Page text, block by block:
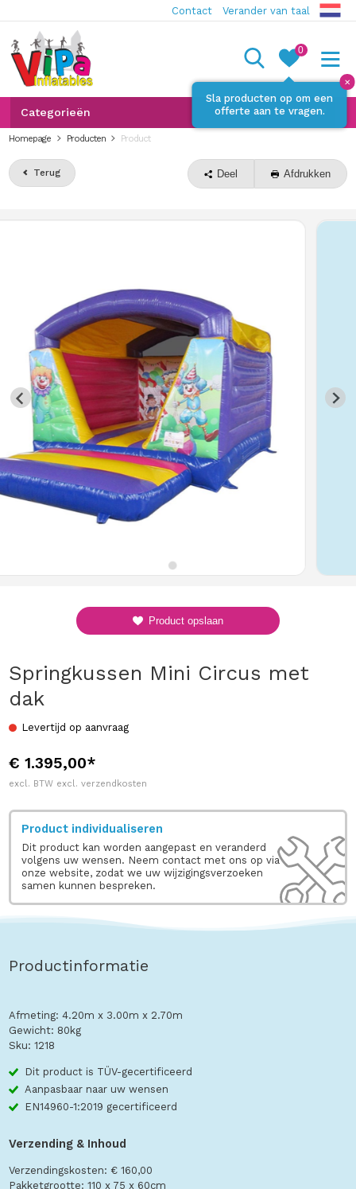
Contact Verander van taal
0
Sla producten op om een
offerte aan te vragen.
✕
Categorieën
Homepage Producten Product
Terug Deel Afdrukken
Springkussen Mini Circus met
dak
Levertijd op aanvraag
€ 1.395,00*
excl. BTW excl. verzendkosten
Product individualiseren
Dit product kan worden aangepast en veranderd
volgens uw wensen. Neem contact met ons op via
onze website, zodat we uw wijzigingsverzoeken
samen kunnen bespreken.
Product opslaan
Productinformatie
Afmeting: 4.20m x 3.00m x 2.70m
Gewicht: 80kg
Sku: 1218
Dit product is TÜV-gecertificeerd
Aanpasbaar naar uw wensen
EN14960-1:2019 gecertificeerd
Verzending & Inhoud
Verzendingskosten: € 160,00
Pakketgrootte: 110 x 75 x 60cm